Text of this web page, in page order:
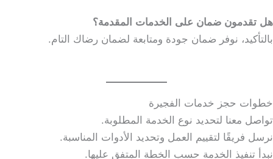
هل تقدمون ضمان على الخدمات المقدمة؟
بالتأكيد، نوفر ضمان جودة ومتابعة لضمان رضاك التام.
خطوات حجز خدمات الفجيرة
تواصل معنا لتحديد نوع الخدمة المطلوبة.
نرسل فريقًا لتقييم العمل وتحديد الأدوات المناسبة.
نبدأ تنفيذ الخدمة حسب الخطة المتفق عليها.